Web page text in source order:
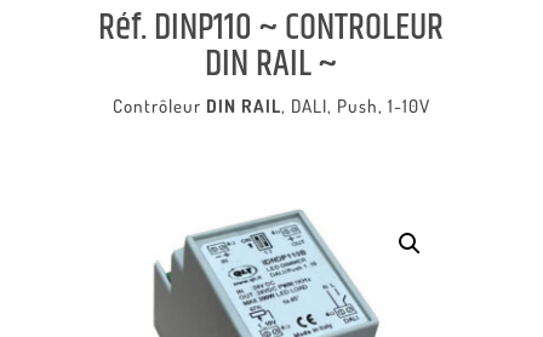
Réf. DINP110 ~ CONTROLEUR
DIN RAIL ~
Contrôleur DIN RAIL, DALI, Push, 1-10V